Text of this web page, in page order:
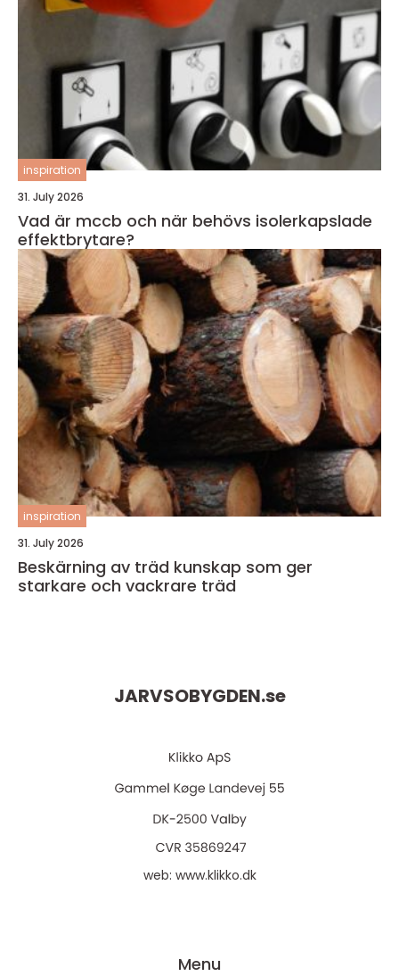
inspiration
31. July 2026
Vad är mccb och när behövs isolerkapslade
effektbrytare?
inspiration
31. July 2026
Beskärning av träd kunskap som ger
starkare och vackrare träd
JARVSOBYGDEN.se
web: www.klikko.dk
Menu